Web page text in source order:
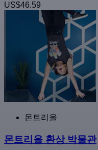
US$46.59
몬트리올
몬트리올 환상 박물관